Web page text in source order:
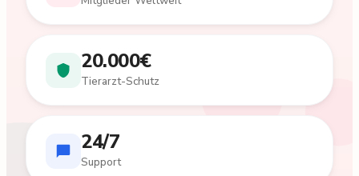
20.000€
Tierarzt-Schutz
24/7
Support